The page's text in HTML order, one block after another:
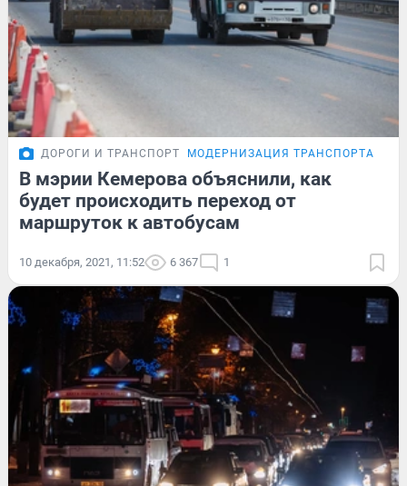
ДОРОГИ И ТРАНСПОРТ МОДЕРНИЗАЦИЯ ТРАНСПОРТА В
В мэрии Кемерова объяснили, как
будет происходить переход от
маршруток к автобусам
10 декабря, 2021, 11:52 6 367 1